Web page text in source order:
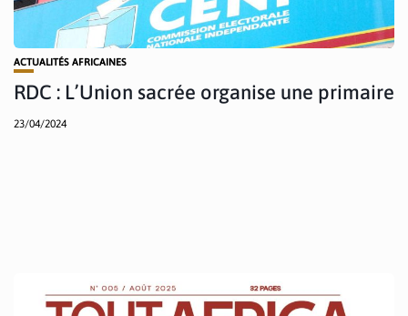
ACTUALITÉS AFRICAINES
RDC : L’Union sacrée organise une primaire
23/04/2024